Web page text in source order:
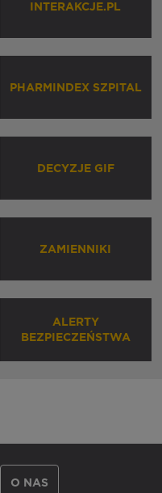
INTERAKCJE.PL
PHARMINDEX SZPITAL
DECYZJE GIF
ZAMIENNIKI
ALERTY
BEZPIECZEŃSTWA
O NAS